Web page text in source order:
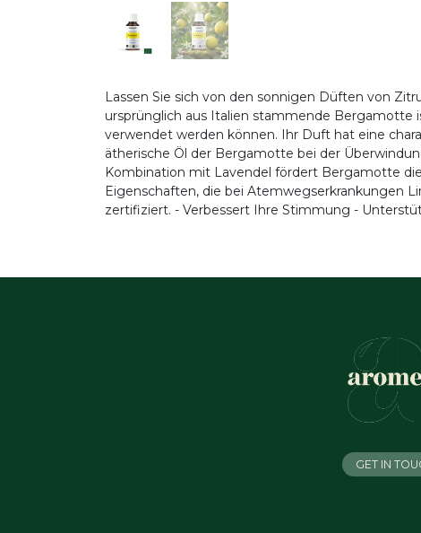
Lassen Sie sich von den sonnigen Düften von
ursprünglich aus Italien stammende
verwendet werden können. Ihr Duft hat eine
ätherische Öl der Bergamotte bei der
Kombination mit Lavendel fördert Bergamotte
Eigenschaften, die bei Atemwegserkrankungen
zertifiziert. - Verbessert Ihre Stimmung -
GET IN